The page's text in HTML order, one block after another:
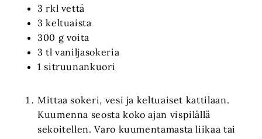
3 rkl vettä
3 keltuaista
300 g voita
3 tl vaniljasokeria
1 sitruunankuori
Mittaa sokeri, vesi ja keltuaiset kattilaan.
Kuumenna seosta koko ajan vispilällä
sekoitellen. Varo kuumentamasta liikaa tai